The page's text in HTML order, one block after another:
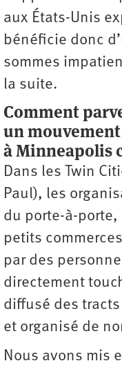
aux États-Unis
bénéficie donc
sommes
la suite.
Comment
un
à Minneapolis
Dans les Twin
Paul), les
du porte-à-
petits
par des
directement
diffusé des
et organisé de
Nous avons mis